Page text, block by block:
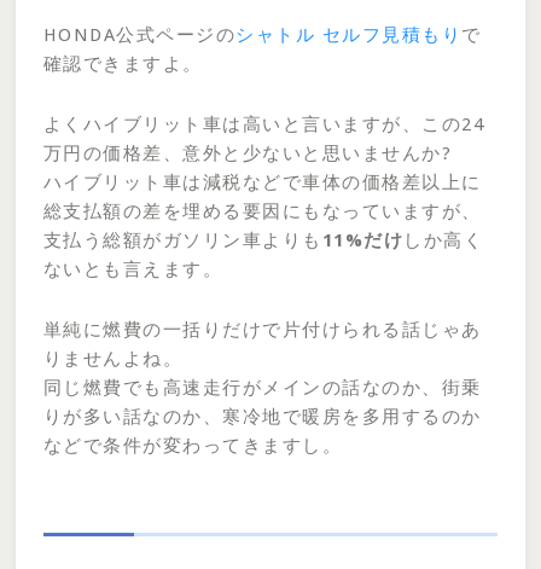
HONDA公式ページのシャトル セルフ見積もり で
確認できますよ。
よくハイブリット車は高いと言いますが、この24
万円の価格差、意外と少ないと思いませんか?
ハイブリット車は減税などで車体の価格差以上に
総支払額の差を埋める要因にもなっていますが、
支払う総額がガソリン車よりも 11%だけ しか高く
ないとも言えます。
単純に燃費の一括りだけで片付けられる話じゃあ
りませんよね。
同じ燃費でも高速走行がメインの話なのか、街乗
りが多い話なのか、寒冷地で暖房を多用するのか
などで条件が変わってきますし。